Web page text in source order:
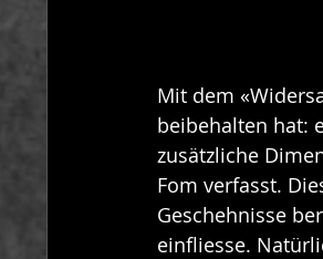
Mit dem
beibehalten hat:
zusätzliche
Fom verfasst.
Geschehnisse
einfliesse.